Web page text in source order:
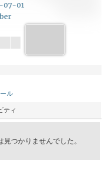
07-01
ル
ティ
つかりませんでした。